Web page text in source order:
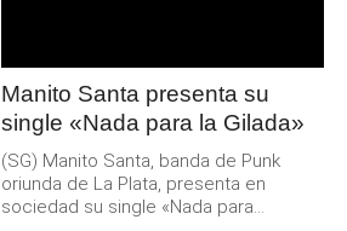
Manito Santa presenta su
single «Nada para la Gilada»
(SG) Manito Santa, banda de Punk
oriunda de La Plata, presenta en
sociedad su single «Nada para...